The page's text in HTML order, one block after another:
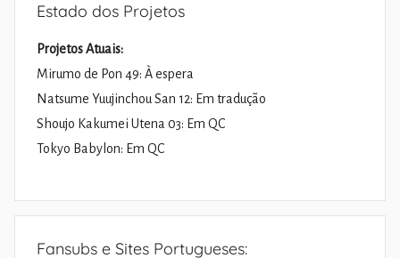
Estado dos Projetos
Projetos Atuais:
Mirumo de Pon 49: À espera
Natsume Yuujinchou San 12: Em tradução
Shoujo Kakumei Utena 03: Em QC
Tokyo Babylon: Em QC
Fansubs e Sites Portugueses: